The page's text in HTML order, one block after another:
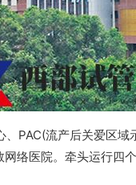
PAC(流产后关爱区
络医院。牵头运行四